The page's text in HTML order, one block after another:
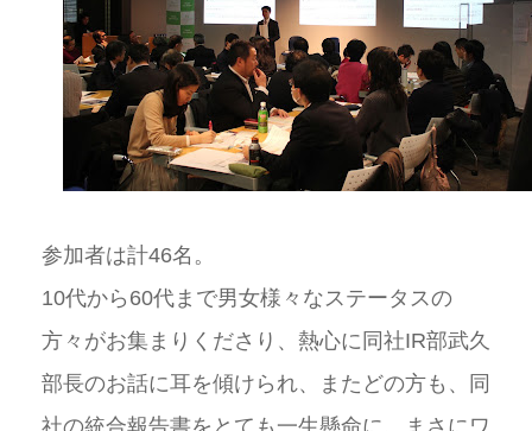
参加者は計46名。
10代から 60代まで男女様々なステータスの
方々がお集まりくださり、熱心に同社IR部武久
部長のお話に耳を傾けられ、またどの方も、同
社の統合報告書をとても一生懸命に、まさにワ